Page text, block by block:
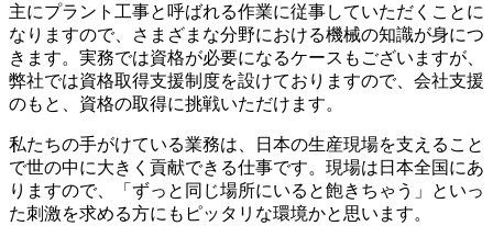
主にプラント工事と呼ばれる作業に従事していただくことに
なりますので、さまざまな分野における機械の知識が身につ
きます。実務では資格が必要になるケースもございますが、
弊社では資格取得支援制度を設けておりますので、会社支援
のもと、資格の取得に挑戦いただけます。
私たちの手がけている業務は、日本の生産現場を支えること
で世の中に大きく貢献できる仕事です。現場は日本全国にあ
りますので、「ずっと同じ場所にいると飽きちゃう」といっ
た刺激を求める方にもピッタリな環境かと思います。